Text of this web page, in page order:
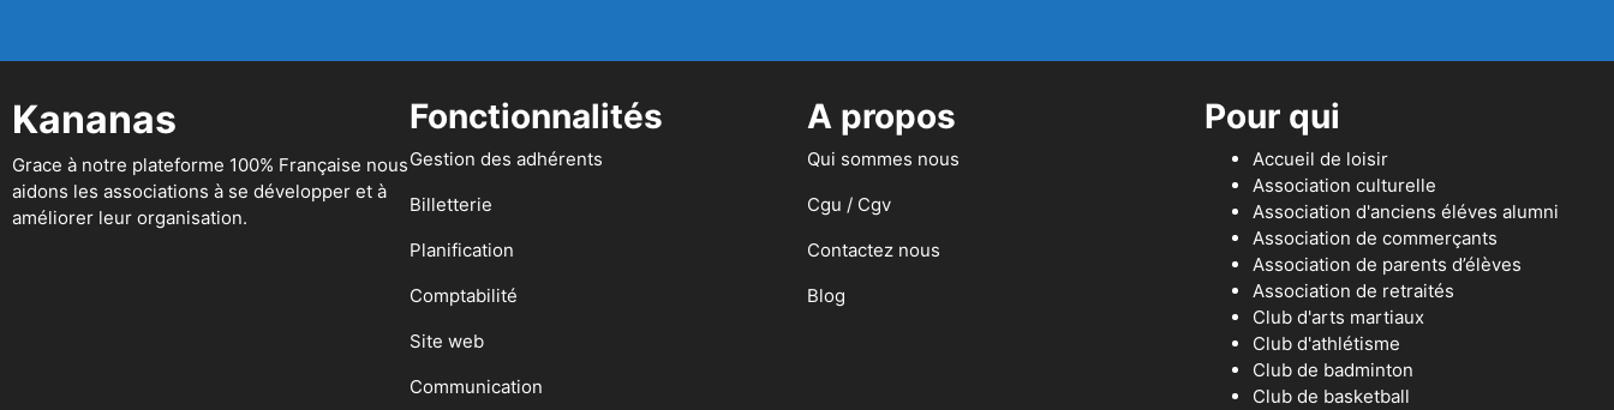
Kananas
Grace à notre plateforme 100% Française nous
aidons les associations à se développer et à
améliorer leur organisation.
Fonctionnalités
Gestion des adhérents
Billetterie
Planification
Comptabilité
Site web
Communication
A propos
Qui sommes nous
Cgu / Cgv
Contactez nous
Blog
Pour qui
Accueil de loisir
Association culturelle
Association d'anciens éléves alumni
Association de commerçants
Association de parents d’élèves
Association de retraités
Club d'arts martiaux
Club d'athlétisme
Club de badminton
Club de basketball